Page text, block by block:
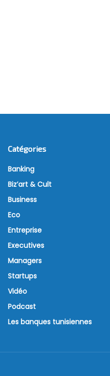
Catégories
Banking
Biz’art & Cult
Business
Eco
Entreprise
Executives
Managers
Startups
Vidéo
Podcast
Les banques tunisiennes